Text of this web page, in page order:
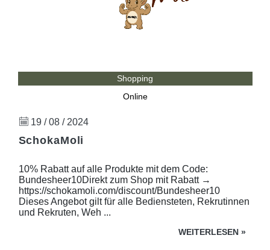
Shopping
Online
19 / 08 / 2024
SchokaMoli
10% Rabatt auf alle Produkte mit dem Code:
Bundesheer10Direkt zum Shop mit Rabatt →
https://schokamoli.com/discount/Bundesheer10
Dieses Angebot gilt für alle Bediensteten, Rekrutinnen
und Rekruten, Weh ...
WEITERLESEN »